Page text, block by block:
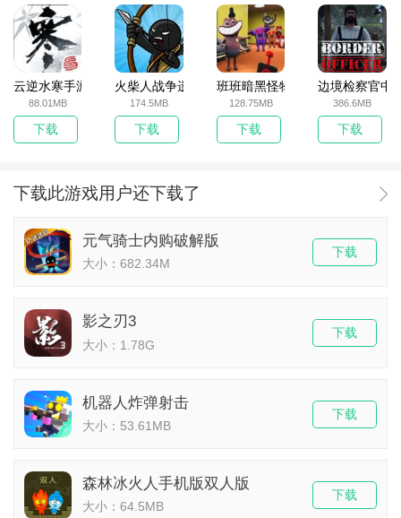
云逆水寒手游
88.01MB
下载
火柴人战争遗产无敌版
174.5MB
下载
班班暗黑怪物生存挑战5
128.75MB
下载
边境检察官中
386.6MB
下载
下载此游戏用户还下载了
元气骑士内购破解版
大小：682.34M
下载
影之刃3
大小：1.78G
下载
机器人炸弹射击
大小：53.61MB
下载
森林冰火人手机版双人版
大小：64.5MB
下载